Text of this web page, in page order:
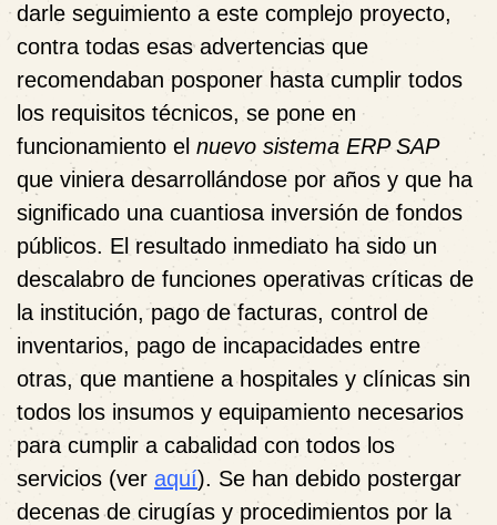
darle seguimiento a este complejo proyecto,
contra todas esas advertencias que
recomendaban posponer hasta cumplir todos
los requisitos técnicos, se pone en
funcionamiento el nuevo sistema ERP SAP
que viniera desarrollándose por años y que ha
significado una cuantiosa inversión de fondos
públicos. El resultado inmediato ha sido un
descalabro de funciones operativas críticas de
la institución, pago de facturas, control de
inventarios, pago de incapacidades entre
otras, que mantiene a hospitales y clínicas sin
todos los insumos y equipamiento necesarios
para cumplir a cabalidad con todos los
servicios (ver aquí). Se han debido postergar
decenas de cirugías y procedimientos por la